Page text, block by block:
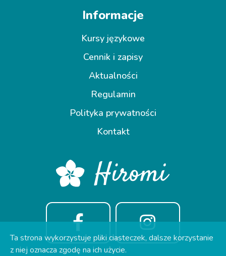
Informacje
Kursy językowe
Cennik i zapisy
Aktualności
Regulamin
Polityka prywatności
Kontakt
Ta strona wykorzystuje pliki ciasteczek, dalsze korzystanie
z niej oznacza zgodę na ich użycie.